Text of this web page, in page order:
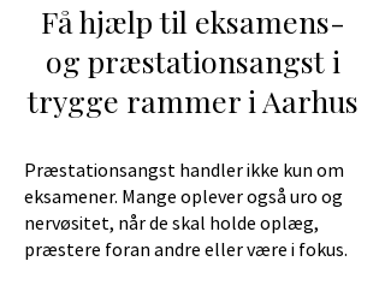
Få hjælp til eksamens-
og præstationsangst i
trygge rammer i Aarhus
Præstationsangst handler ikke kun om
eksamener. Mange oplever også uro og
nervøsitet, når de skal holde oplæg,
præstere foran andre eller være i fokus.